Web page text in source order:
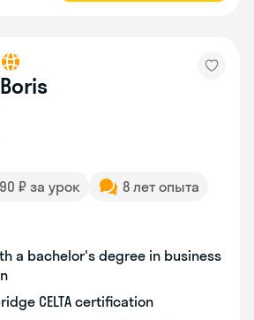
Boris
₽ за урок
8 лет опыта
a bachelor's degree in business
CELTA certification